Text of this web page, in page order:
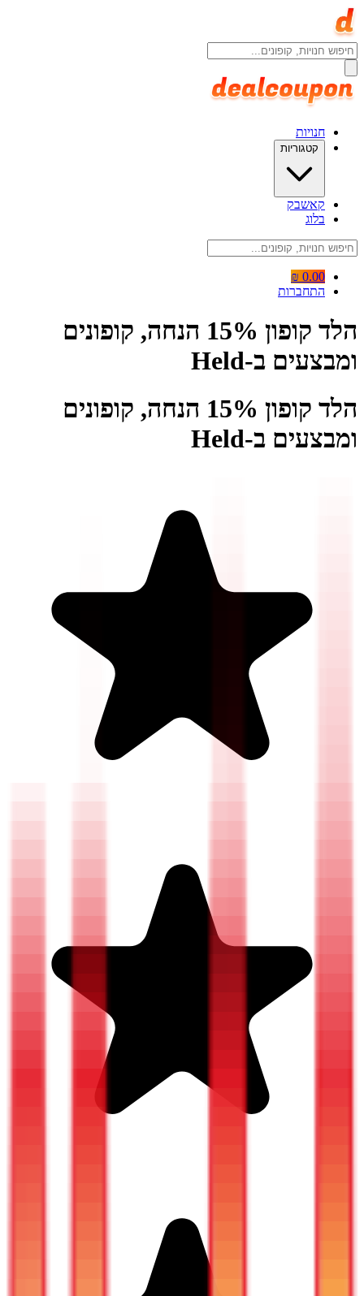
חנויות
קטגוריות
קאשבק
בלוג
0.00 ₪
התחברות
הלד קופון 15% הנחה, קופונים
ומבצעים ב-Held
הלד קופון 15% הנחה, קופונים
ומבצעים ב-Held